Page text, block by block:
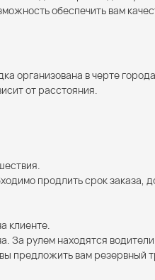
обеспечить вам
организована в черте
от расстояния.
продлить срок заказа,
клиенте.
За рулем находятся
предложить вам резервный